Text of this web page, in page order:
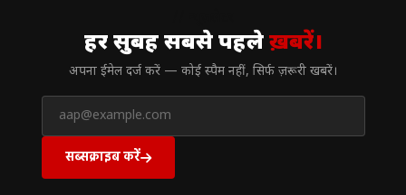
हर सुबह सबसे पहलेख़बरें।
अपना ईमेल दर्ज करें — कोई स्पैम नहीं, सिर्फ ज़रूरी खबरें।
सब्सक्राइब करें